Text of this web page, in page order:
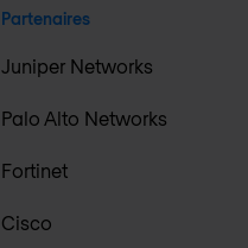
Partenaires
Juniper Networks
Palo Alto Networks
Fortinet
Cisco